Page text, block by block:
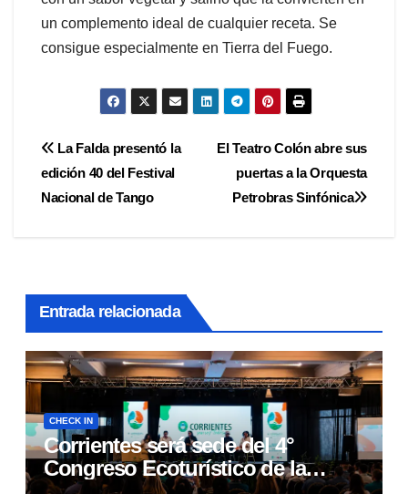
un complemento ideal de cualquier receta. Se
consigue especialmente en Tierra del Fuego.
Navegación
de
El Teatro Colón abre sus
puertas a la Orquesta
Petrobras Sinfónica
La Falda presentó la
edición 40 del Festival
Nacional de Tango
Entrada relacionada
CHECK IN
Corrientes será sede del 4°
Congreso Ecoturístico de la